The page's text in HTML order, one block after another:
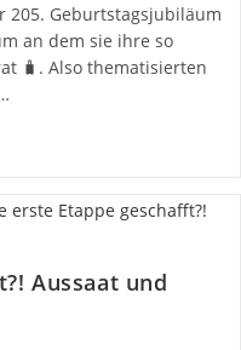
205. Geburtstagsjubiläum
an dem sie ihre so
🧳. Also thematisierten
Aussaat und